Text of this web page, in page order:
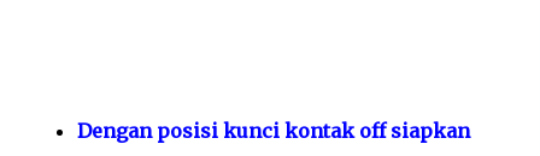
Dengan posisi kunci kontak off siapkan